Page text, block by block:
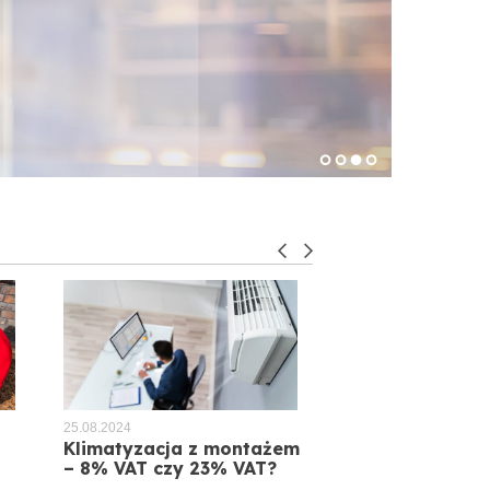
11.11.2021
Realizacja #112
Montaż klimatyzacji GREE AIRY
25.08.2024
Klimatyzacja z montażem
– 8% VAT czy 23% VAT?